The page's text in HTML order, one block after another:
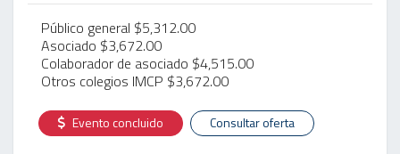
Público general $5,312.00
Asociado $3,672.00
Colaborador de asociado $4,515.00
Otros colegios IMCP $3,672.00
Evento concluido Consultar oferta